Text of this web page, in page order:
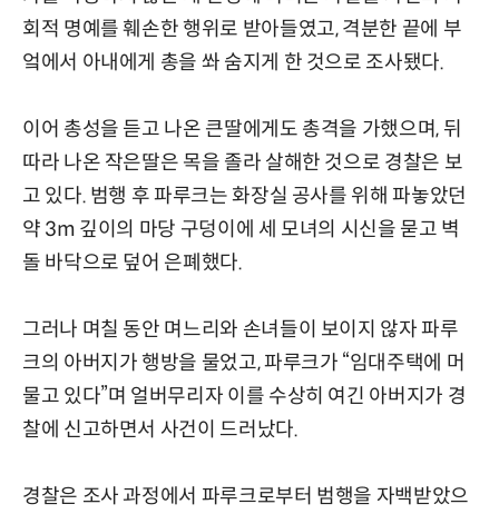
회적 명예를 훼손한 행위로 받아들였고, 격분한 끝에 부
엌에서 아내에게 총을 쏴 숨지게 한 것으로 조사됐다.
이어 총성을 듣고 나온 큰딸에게도 총격을 가했으며, 뒤
따라 나온 작은딸은 목을 졸라 살해한 것으로 경찰은 보
고 있다. 범행 후 파루크는 화장실 공사를 위해 파놓았던
약 3m 깊이의 마당 구덩이에 세 모녀의 시신을 묻고 벽
돌 바닥으로 덮어 은폐했다.
그러나 며칠 동안 며느리와 손녀들이 보이지 않자 파루
크의 아버지가 행방을 물었고, 파루크가 “임대주택에 머
물고 있다”며 얼버무리자 이를 수상히 여긴 아버지가 경
찰에 신고하면서 사건이 드러났다.
경찰은 조사 과정에서 파루크로부터 범행을 자백받았으